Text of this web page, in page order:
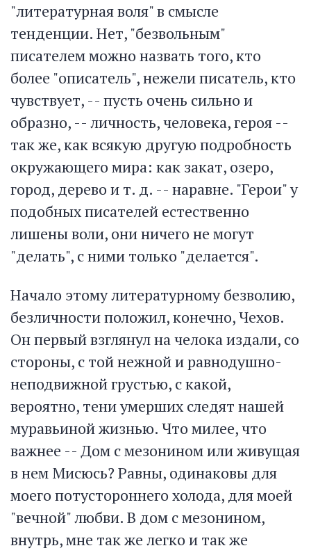
"литературная воля" в смысле
тенденции. Нет, "безвольным"
писателем можно назвать того, кто
более "описатель", нежели писатель, кто
чувствует, -- пусть очень сильно и
образно, -- личность, человека, героя --
так же, как всякую другую подробность
окружающего мира: как закат, озеро,
город, дерево и т. д. -- наравне. "Герои" у
подобных писателей естественно
лишены воли, они ничего не могут
"делать", с ними только "делается".
Начало этому литературному безволию,
безличности положил, конечно, Чехов.
Он первый взглянул на челока издали, со
стороны, с той нежной и равнодушно-
неподвижной грустью, с какой,
вероятно, тени умерших следят нашей
муравьиной жизнью. Что милее, что
важнее -- Дом с мезонином или живущая
в нем Мисюсь? Равны, одинаковы для
моего потустороннего холода, для моей
"вечной" любви. В дом с мезонином,
внутрь, мне так же легко и так же